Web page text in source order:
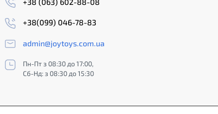
+38(099) 046-78-83
admin@joytoys.com.ua
Пн-Пт з 08:30 до 17:00,
Сб-Нд: з 08:30 до 15:30